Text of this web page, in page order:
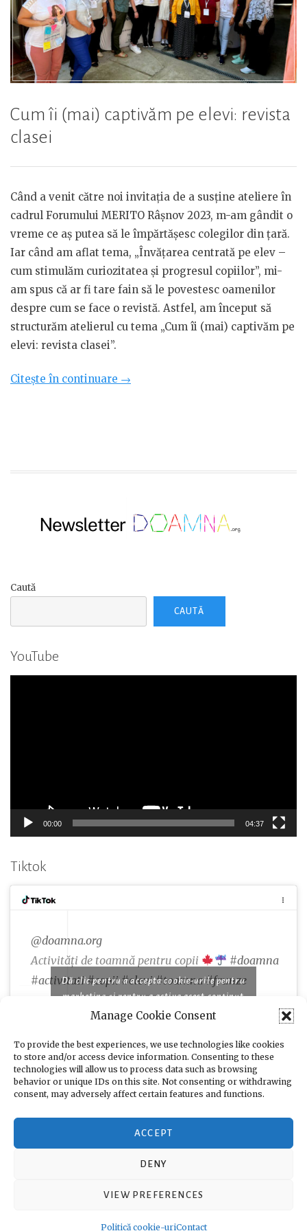
Manage Cookie Consent
To provide the best experiences, we use technologies like cookies
to store and/or access device information. Consenting to these
technologies will allow us to process data such as browsing
behavior or unique IDs on this site. Not consenting or withdrawing
consent, may adversely affect certain features and functions.
ACCEPT
DENY
VIEW PREFERENCES
Politică cookie-uriContact
Cum îi (mai) captivăm pe elevi: revista
clasei
Când a venit către noi invitația de a susține ateliere în
cadrul Forumului MERITO Râșnov 2023, m-am gândit o
vreme ce aș putea să le împărtășesc colegilor din țară.
Iar când am aflat tema, „Învățarea centrată pe elev –
cum stimulăm curiozitatea și progresul copiilor”, mi-
am spus că ar fi tare fain să le povestesc oamenilor
despre cum se face o revistă. Astfel, am început să
structurăm atelierul cu tema „Cum îi (mai) captivăm pe
elevi: revista clasei”.
Citește în continuare „Cum
elevi:
→
Caută
CAUTĂ
YouTube
00:00 04:37
Tiktok
@doamna.org
Activități de toamnă pentru copii
#doamna
#activitati #copii #elevi #toamna #frunze
♬ Famous piano songs for comedy and cooking
Dă clic pentru a accepta cookie-urile pentru
marketing și pentru a activa acest conținut
Propulsat cu mândrie de WordPress |Tema: Toujours de